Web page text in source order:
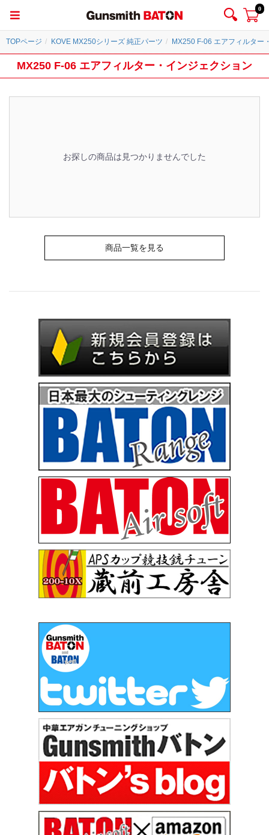
0
TOPページ KOVE MX250シリーズ 純正パーツ MX250 F-06 エアフィルター
MX250 F-06 エアフィルター・インジェクション
お探しの商品は見つかりませんでした
商品一覧を見る